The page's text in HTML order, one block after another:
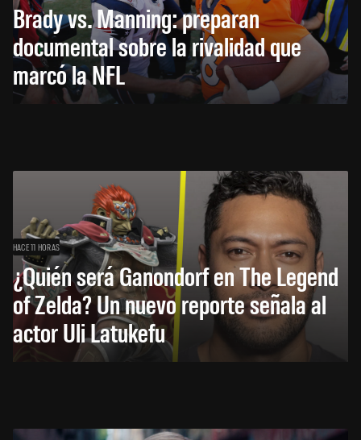
Brady vs. Manning: preparan
documental sobre la rivalidad que
marcó la NFL
HACE 11 HORAS
¿Quién será Ganondorf en The Legend
of Zelda? Un nuevo reporte señala al
actor Uli Latukefu